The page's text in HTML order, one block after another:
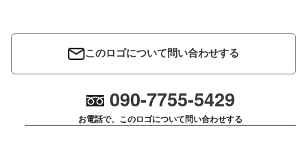
このロゴについて問い合わせする
090-7755-5429
お電話で、このロゴについて問い合わせする